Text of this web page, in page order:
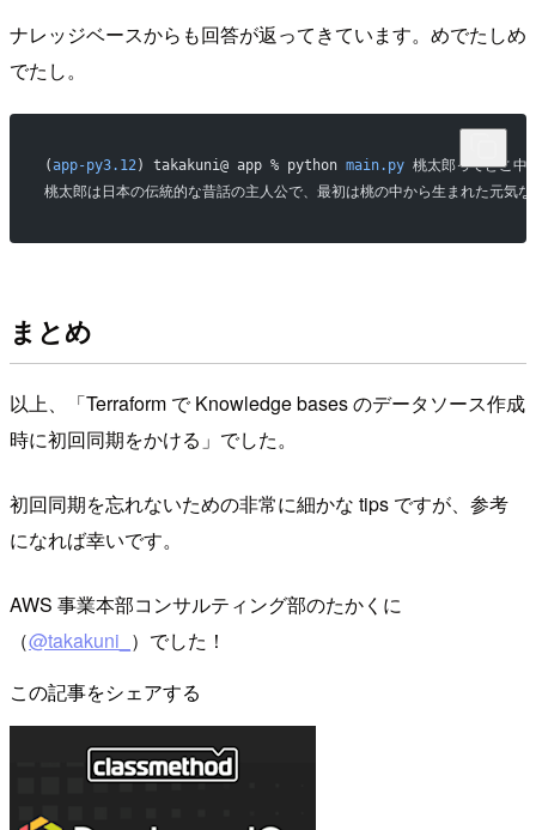
ナレッジベースからも回答が返ってきています。めでたしめ
でたし。
(app-py3.12) takakuni@ app % python main.py 桃太郎ってどこ中
桃太郎は日本の伝統的な昔話の主人公で、最初は桃の中から生まれた元気
まとめ
以上、「Terraform で Knowledge bases のデータソース作成
時に初回同期をかける」でした。
初回同期を忘れないための非常に細かな tips ですが、参考
になれば幸いです。
AWS 事業本部コンサルティング部のたかくに
（@takakuni_ ）でした！
この記事をシェアする